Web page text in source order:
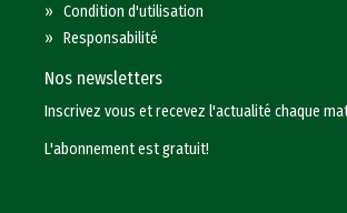
»Condition d'utilisation
»Responsabilité
Nos newsletters
Inscrivez vous et recevez l'actualité chaque
L'abonnement est gratuit!